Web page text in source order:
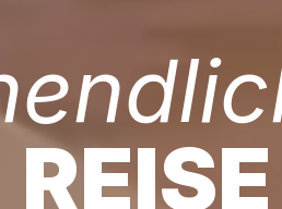
REISE